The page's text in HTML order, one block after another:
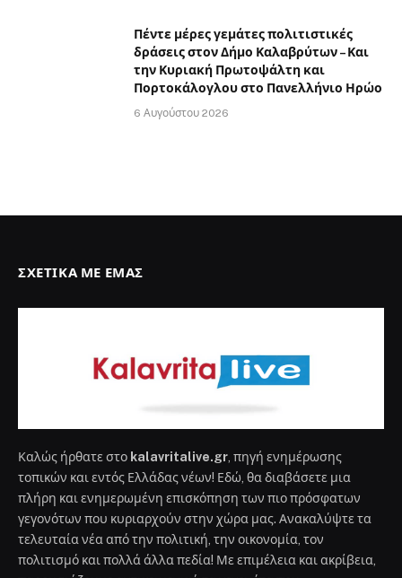
Πέντε μέρες γεμάτες πολιτιστικές
δράσεις στον Δήμο Καλαβρύτων – Και
την Κυριακή Πρωτοψάλτη και
Πορτοκάλογλου στο Πανελλήνιο Ηρώο
6 Αυγούστου 2026
ΣΧΕΤΙΚΆ ΜΕ ΕΜΆΣ
Καλώς ήρθατε στο kalavritalive.gr, πηγή ενημέρωσης
τοπικών και εντός Ελλάδας νέων! Εδώ, θα διαβάσετε μια
πλήρη και ενημερωμένη επισκόπηση των πιο πρόσφατων
γεγονότων που κυριαρχούν στην χώρα μας. Ανακαλύψτε τα
τελευταία νέα από την πολιτική, την οικονομία, τον
πολιτισμό και πολλά άλλα πεδία! Με επιμέλεια και ακρίβεια,